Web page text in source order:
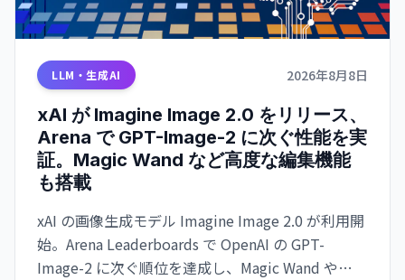
LLM・生成AI 2026年8月8日
xAI が Imagine Image 2.0 をリリース、
Arena で GPT-Image-2 に次ぐ性能を実
証。Magic Wand など高度な編集機能
も搭載
xAI の画像生成モデル Imagine Image 2.0 が利用開
始。Arena Leaderboards で OpenAI の GPT-
Image-2 に次ぐ順位を達成し、Magic Wand や